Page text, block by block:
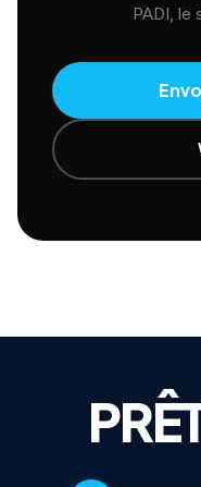
PADI, le